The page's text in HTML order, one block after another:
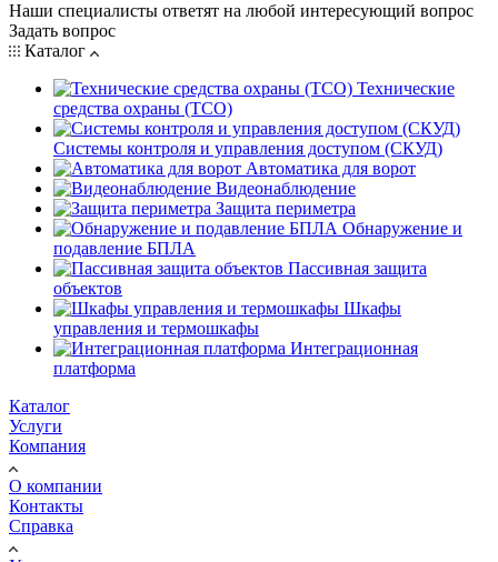
Наши специалисты ответят на любой интересующий вопрос
Задать вопрос
Каталог
Технические
средства охраны (ТСО)
Системы контроля и управления доступом (СКУД)
Автоматика для ворот
Видеонаблюдение
Защита периметра
Обнаружение и
подавление БПЛА
Пассивная защита
объектов
Шкафы
управления и термошкафы
Интеграционная
платформа
Каталог
Услуги
Компания
О компании
Контакты
Справка